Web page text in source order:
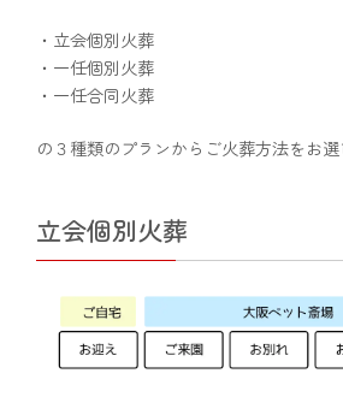
・立会個別火葬
・一任個別火葬
・一任合同火葬
の３種類のプランからご火葬方法をお選
立会個別火葬